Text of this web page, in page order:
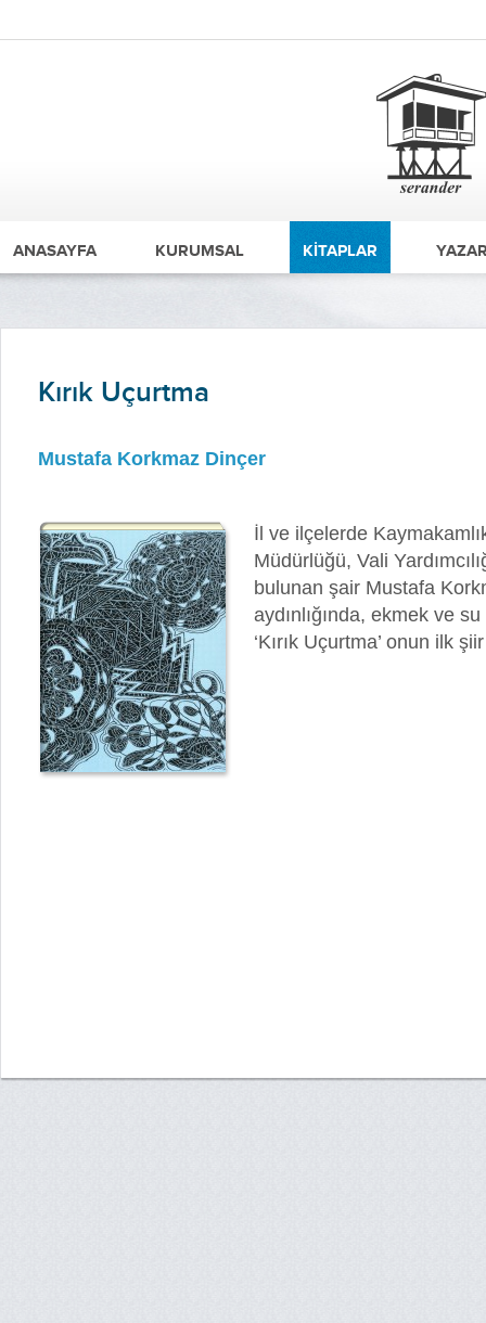
ANASAYFA KURUMSAL KİTAPLAR
Kırık Uçurtma
Mustafa Korkmaz Dinçer
İl ve ilçelerde
Müdürlüğü, Vali
bulunan şair Mustafa
aydınlığında, ekmek ve
‘Kırık Uçurtma’ onun ilk